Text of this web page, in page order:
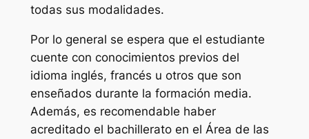
todas sus modalidades.
Por lo general se espera que el estudiante
cuente con conocimientos previos del
idioma inglés, francés u otros que son
enseñados durante la formación media.
Además, es recomendable haber
acreditado el bachillerato en el Área de las